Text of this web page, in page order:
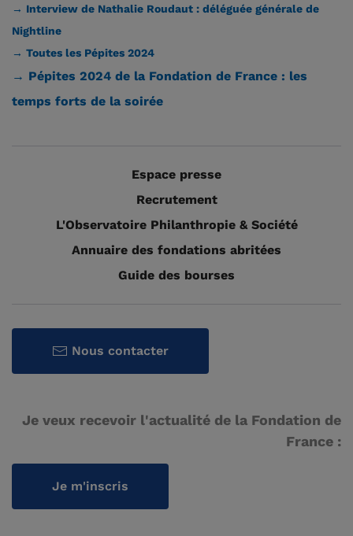
→ Interview de Nathalie Roudaut : déléguée générale de
Nightline
→ Toutes les Pépites 2024
→ Pépites 2024 de la Fondation de France : les
temps forts de la soirée
Espace presse
Recrutement
L'Observatoire Philanthropie & Société
Annuaire des fondations abritées
Guide des bourses
Nous contacter
Je veux recevoir l'actualité de la Fondation de
France :
Je m'inscris